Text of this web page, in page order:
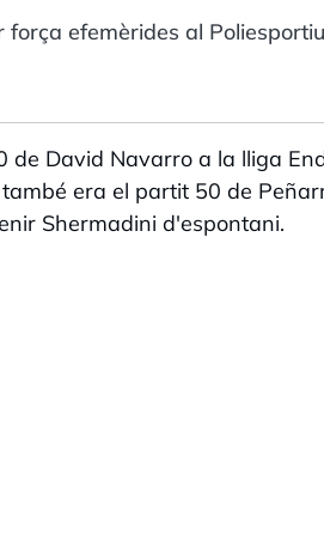
efemèrides al
de David Navarro a la lliga
era el partit 50 de
Shermadini d'espontani.